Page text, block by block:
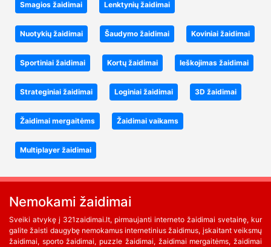
Smagios žaidimai Lenktynių žaidimai
Nuotykių žaidimai Šaudymo žaidimai Koviniai žaidimai
Sportiniai žaidimai Kortų žaidimai Ieškojimas žaidimai
Strateginiai žaidimai Loginiai žaidimai 3D žaidimai
Žaidimai mergaitėms Žaidimai vaikams
Multiplayer žaidimai
Nemokami žaidimai
Sveiki atvykę į 321zaidimai.lt, pirmaujanti interneto žaidimai svetainę, kur
galite žaisti daugybę nemokamus internetinius žaidimus, įskaitant veiksmų
žaidimai, sporto žaidimai, puzzle žaidimai, žaidimai mergaitėms, žaidimai